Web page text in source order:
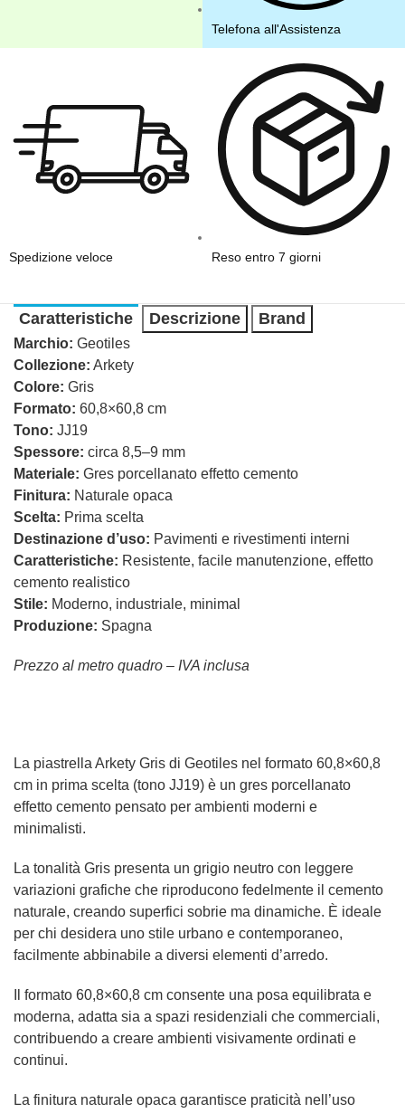
Telefona all'Assistenza
Spedizione veloce Reso entro 7 giorni
Caratteristiche Descrizione Brand
Marchio: Geotiles
Collezione: Arkety
Colore: Gris
Formato: 60,8×60,8 cm
Tono: JJ19
Spessore: circa 8,5–9 mm
Materiale: Gres porcellanato effetto cemento
Finitura: Naturale opaca
Scelta: Prima scelta
Destinazione d’uso: Pavimenti e rivestimenti interni
Caratteristiche: Resistente, facile manutenzione, effetto
cemento realistico
Stile: Moderno, industriale, minimal
Produzione: Spagna
Prezzo al metro quadro – IVA inclusa
La piastrella Arkety Gris di Geotiles nel formato 60,8×60,8
cm in prima scelta (tono JJ19) è un gres porcellanato
effetto cemento pensato per ambienti moderni e
minimalisti.
La tonalità Gris presenta un grigio neutro con leggere
variazioni grafiche che riproducono fedelmente il cemento
naturale, creando superfici sobrie ma dinamiche. È ideale
per chi desidera uno stile urbano e contemporaneo,
facilmente abbinabile a diversi elementi d’arredo.
Il formato 60,8×60,8 cm consente una posa equilibrata e
moderna, adatta sia a spazi residenziali che commerciali,
contribuendo a creare ambienti visivamente ordinati e
continui.
La finitura naturale opaca garantisce praticità nell’uso